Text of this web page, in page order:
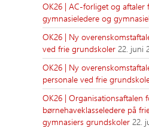
OK26 | AC-forliget og aftaler
gymnasieledere og
OK26 | Ny
ved frie grundskoler 22. juni
OK26 | Ny
personale ved frie
OK26 | Organisationsaftalen
børnehaveklasseledere på
gymnasiers grundskoler 22.